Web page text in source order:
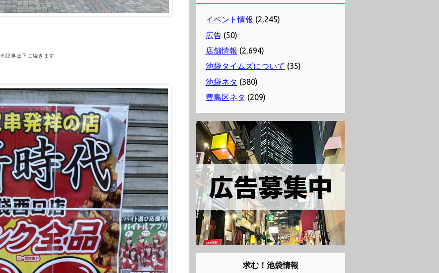
※記事は下に続きます
イベント情報 (2,245)
広告(50)
店舗情報 (2,694)
池袋タイムズについて (35)
池袋ネタ (380)
豊島区ネタ (209)
求む！池袋情報